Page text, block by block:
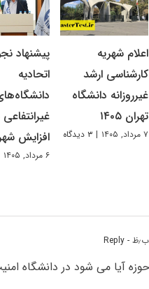
اعلام شهریه
کارشناسی ارشد
غیرروزانه دانشگاه
تهران ۱۴۰۵
۷ مرداد, ۱۴۰۵ | ۳ دیدگاه
پیشنهاد
اتحادیه
افزایش شهریه
۶ مرداد, ۱۴۰۵
- Reply